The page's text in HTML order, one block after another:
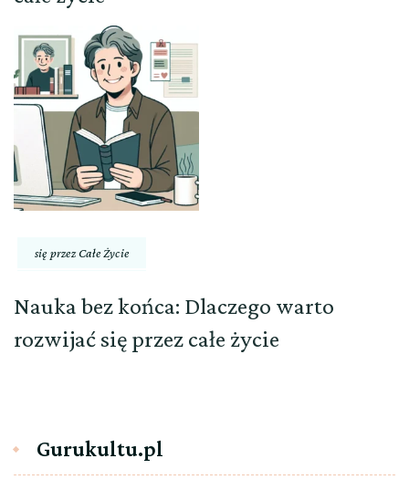
się przez Całe Życie
Nauka bez końca: Dlaczego warto
rozwijać się przez całe życie
Gurukultu.pl